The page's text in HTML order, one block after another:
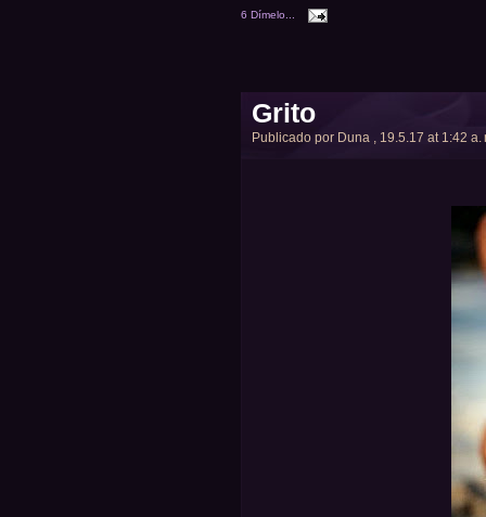
6 Dímelo...
Grito
Publicado por Duna , 19.5.17 at 1:42